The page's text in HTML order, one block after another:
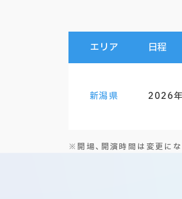
エリア 日程
新潟県 2026年
※開場、開演時間は変更に